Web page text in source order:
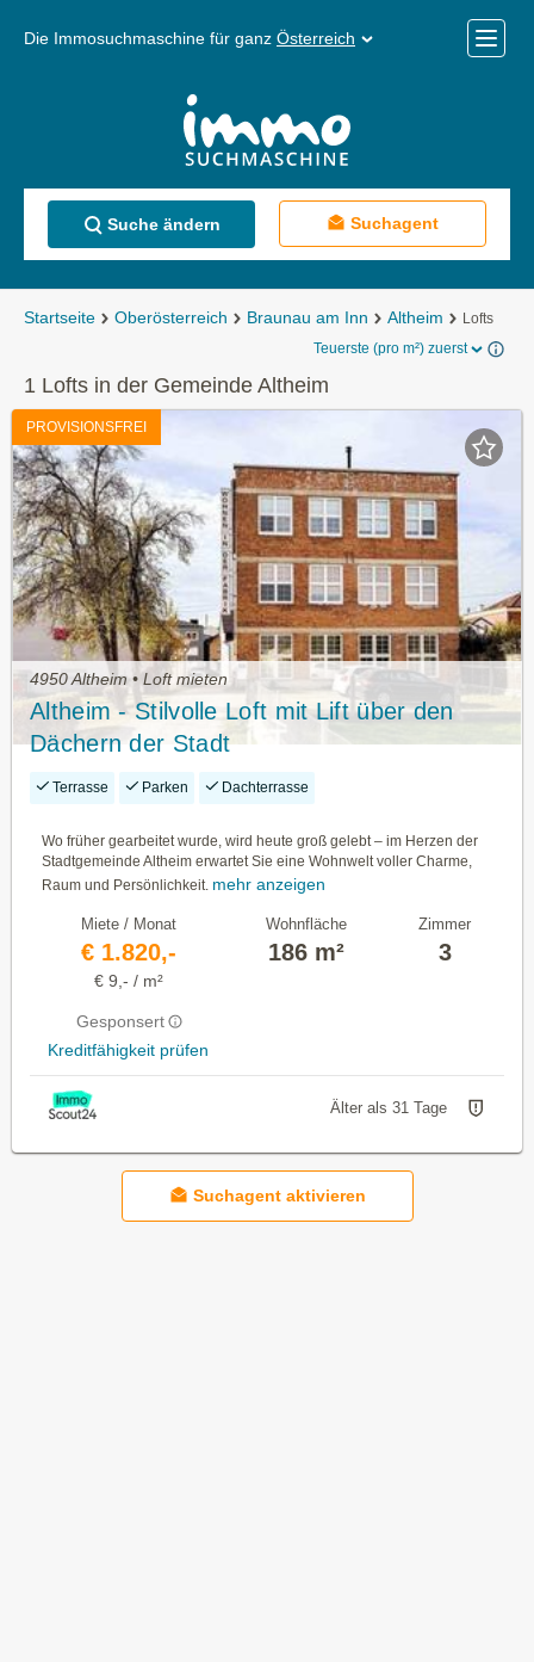
Die Immosuchmaschine für ganz Österreich
Menü
Suche ändern Suchagent
Startseite Oberösterreich Braunau am Inn Altheim
Lofts
Teuerste (pro m²) zuerst
1 Lofts in der Gemeinde Altheim
PROVISIONSFREI
4950 Altheim • Loft mieten
Altheim - Stilvolle Loft mit Lift über den
Dächern der Stadt
Terrasse Parken Dachterrasse
Wo früher gearbeitet wurde, wird heute groß gelebt – im Herzen der
Stadtgemeinde Altheim erwartet Sie eine Wohnwelt voller Charme,
Raum und Persönlichkeit. mehr anzeigen
Miete / Monat
€ 1.820,-
€ 9,- / m²
Gesponsert
Kreditfähigkeit prüfen
Wohnfläche
186 m²
Zimmer
3
Älter als 31 Tage
Suchagent aktivieren